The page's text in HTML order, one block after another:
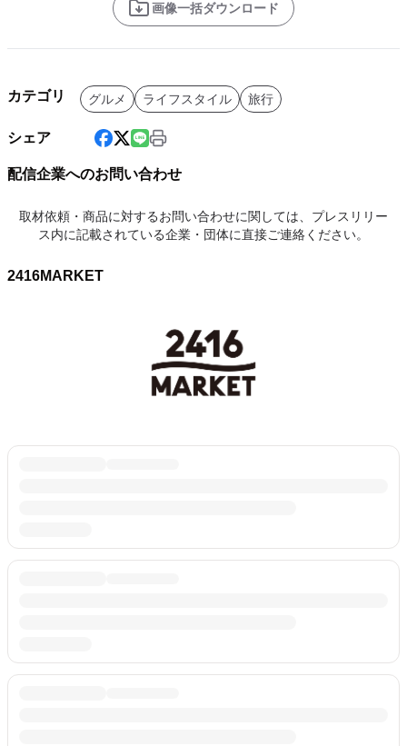
画像一括ダウンロード
カテゴリ グルメ ライフスタイル 旅行
シェア
配信企業へのお問い合わせ
取材依頼・商品に対するお問い合わせに関しては、プレスリリー
ス内に記載されている企業・団体に直接ご連絡ください。
2416MARKET